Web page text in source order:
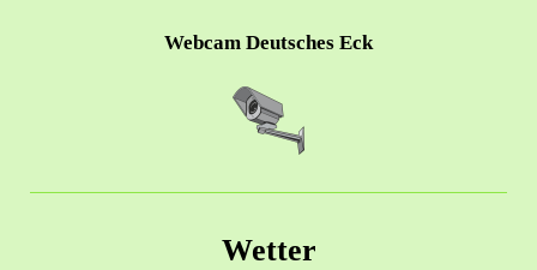
Webcam Deutsches Eck
Wetter